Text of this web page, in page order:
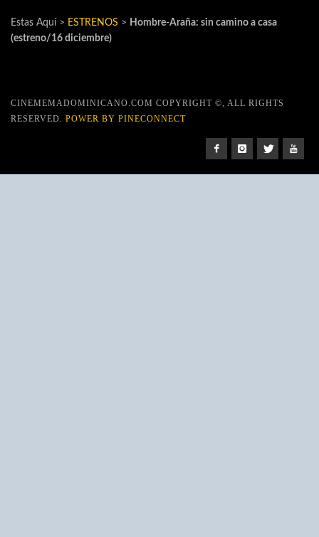
Estas Aquí > ESTRENOS > Hombre-Araña: sin camino a casa
(estreno/16 diciembre)
CINEMEMADOMINICANO.COM COPYRIGHT ©, ALL RIGHTS
RESERVED. POWER BY PINECONNECT